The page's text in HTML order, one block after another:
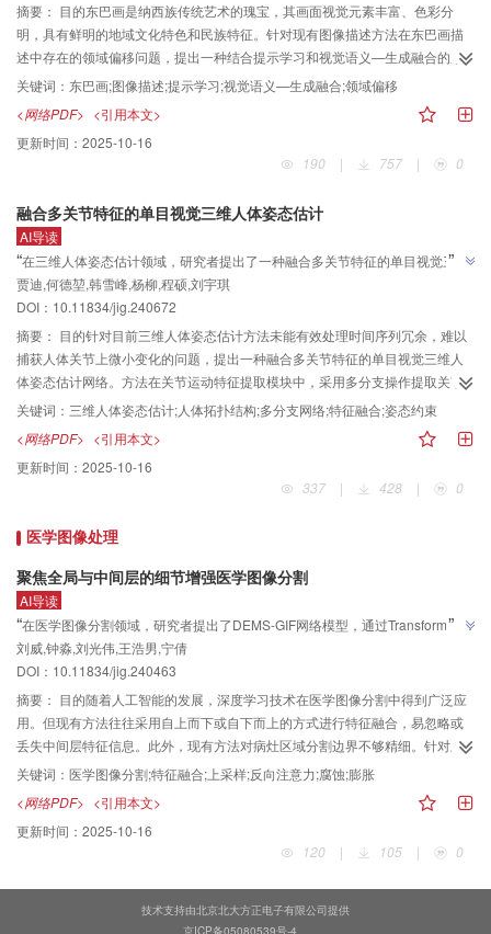
文方法的有效性。
摘要： 目的东巴画是纳西族传统艺术的瑰宝，其画面视觉元素丰富、色彩分
明，具有鲜明的地域文化特色和民族特征。针对现有图像描述方法在东巴画描
述中存在的领域偏移问题，提出一种结合提示学习和视觉语义—生成融合的东
巴画图像描述方法。该方法引入内容提示模块和视觉语义—生成融合损失，旨
在引导模型学习东巴画的主题信息，提升描述的准确性和文化表达能力。方法
采用编码器—解码器（encoder-decoder）架构实现东巴画图像描述的生成。编
码器采用卷积神经网络（convolutional neural network，CNN）捕获图像中关
键的语义信息，并将这些特征整合到解码器编码层中的归一化层，控制文本描
捉输入序列中的长距离依赖关系，使模型关注输入序列中的关键信息。此外，
本文在解码器之前引入了内容提示模块。该模块通过图像特征向量得到图像的
主体、动作等信息，并将其构建成提示信息作为描述文本的后置提示。通过后
置提示信息，解码器能有效地关注描述文本中具体的文化场景和细节特征，增
强对东巴画特定图案和场景的识别与理解能力。同时，引入了视觉语义—生成
融合损失，通过优化该损失，引导模型提取东巴画中的关键信息，从而生成与
图像保持高度一致的描述文本。结果实验结果表明，在东巴画测试集上，本文
所提方法在BLEU_1（bilingual evaluation understudy）到BLEU_4、
METEOR（metric for evaluation with explicit ordering）、ROUGE（recall-
image description evaluation）评价指标上分别达到0.603、0.426、0.317、
0.246、0.256、0.403和0.599，东巴画图像描述文本在主观质量也得到了更好
的效果。结论本文方法显著增强了模型对东巴画图像主题和民族文化特征的捕
现。
关键词： 东巴画;图像描述;提示学习;视觉语义—生成融合;领域偏移
<网络PDF> <引用本文>
更新时间： 2025-10-16
190
| 757 | 0
融合多关节特征的单目视觉三维人体姿态估计
AI导读
“在三维人体姿态估计领域，研究者提出了一种融合多关节特征的单目视觉三维
人体姿态估计网络，有效提高了准确性和泛化性。
”
贾迪,何德堃,韩雪峰,杨柳,程硕,刘宇琪
DOI：10.11834/jig.240672
摘要： 目的针对目前三维人体姿态估计方法未能有效处理时间序列冗余，难以
捕获人体关节上微小变化的问题，提出一种融合多关节特征的单目视觉三维人
体姿态估计网络。方法在关节运动特征提取模块中，采用多分支操作提取关节
在时间维度上的运动特征，并将不同特征融合形成具有高度表达力的特征表
示。关节特征融合模块整合了不同关节组和中间帧的全局信息，通过矩阵内积
的方式表达不同关节组在高纬度空间的相对位置及相互联系，得到中间3D姿态
的初估值。关节约束模块引入中间帧的2D关节点空间位置关系作为隐式约束，
与中间帧3D姿态初估值融合，减少不合理的姿态输出，提高最终3D姿态估计的
数据集上的平均关节位置误差（mean per joint position error，MPJPE）结果
为29.0 mm，误差降低4.9%，对于复杂动作，如SittingDown和WalkDog，误
差降低了7.7%和8.2%。在MPI-INF-3DHP数据集上，MPJPE指标降低36.2%，
曲线下面积（area under the curve，AUC）指标提升12.9%，正确关节点百分
比（percentage of correct keypoints，PCK）指标提升3%。实验结果体现出在
面对复杂动作问题时，网络利用各分支提取了不同的关节时序运动特征，将不
同关节组的位置信息进行融合交互，结合当前帧的关节姿态信息加以约束，取
得更高的精度。在HumanEva数据集上的实验结果表明了本文方法适用不同数
据集，消融实验进一步验证了各个模块的有效性。结论本文网络有效地融合了
人体多关节特征，可以更好地提高单目视觉三维人体姿态估计的准确性，且具
备较高的泛化性。
关键词： 三维人体姿态估计;人体拓扑结构;多分支网络;特征融合;姿态约束
<网络PDF> <引用本文>
更新时间： 2025-10-16
337
| 428 | 0
医学图像处理
聚焦全局与中间层的细节增强医学图像分割
AI导读
“在医学图像分割领域，研究者提出了DEMS-GIF网络模型，通过Transformer桥
接特征融合和反向注意扩缩区域增强上采样策略，显著提升了分割准确性。
”
刘威,钟淼,刘光伟,王浩男,宁倩
DOI：10.11834/jig.240463
摘要： 目的随着人工智能的发展，深度学习技术在医学图像分割中得到广泛应
用。但现有方法往往采用自上而下或自下而上的方式进行特征融合，易忽略或
丢失中间层特征信息。此外，现有方法对病灶区域分割边界不够精细。针对上
述问题，本文提出一种聚焦全局与中间层特征的细节增强医学图像分割网络
（detail-enhanced medical image segmentation network focusing on global
and intermediate features，DEMS-GIF）。方法首先通过进一步关注中间层信
息，并利用Transformer提取不同区域之间的长距离依赖关系的能力，设计了一
种基于Transformer的桥接特征融合模块（Transformer-based bridge feature
注意力机制，并结合腐蚀和膨胀操作，提出一种反向注意下的扩缩区域增强上
采样策略（expanded and scaled region enhanced upsampling strategy
关键词： 医学图像分割;特征融合;上采样;反向注意力;腐蚀;膨胀
<网络PDF> <引用本文>
更新时间： 2025-10-16
120
| 105 | 0
技术支持由北京北大方正电子有限公司提供
京ICP备05080539号-4